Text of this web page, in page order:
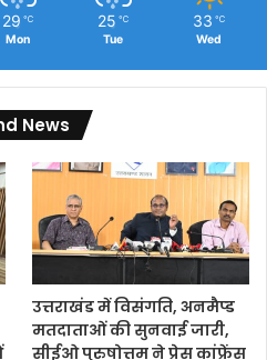
29 ℃
Mon
25 ℃
Tue
33 ℃
Wed
News
उत्तराखंड में विसंगति, अनमैप्ड
मतदाताओं की सुनवाई जारी,
सीईओ पुरुषोत्तम ने प्रेस कांफ्रेंस